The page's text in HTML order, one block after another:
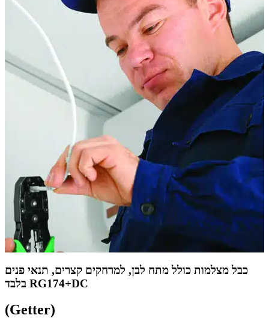
כבל מצלמות כולל מתח לבן, למרחקים קצרים, תנאי פנים
בלבד RG174+DC
(Getter)